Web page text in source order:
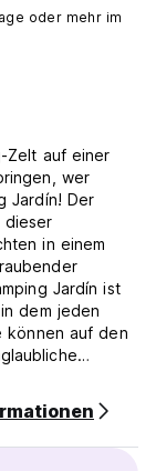
oder mehr im
Zelt auf einer
wer
Jardín! Der
dieser
in einem
Jardín ist
dem jeden
können auf den
oder Netflix
Buch stöbern